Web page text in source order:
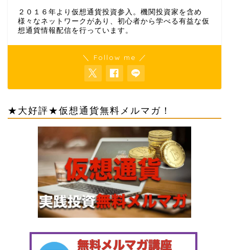
２０１６年より仮想通貨投資参入。機関投資家を含め
様々なネットワークがあり、初心者から学べる有益な仮
想通貨情報配信を行っています。
＼ Follow me ／
★大好評★仮想通貨無料メルマガ！